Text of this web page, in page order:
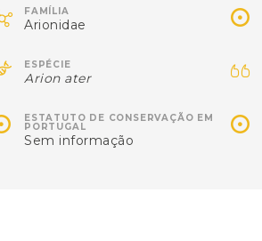
crista
Nicole
FAMÍLIA
Arionidae 
ESPÉCIE
Arion ater 
ESTATUTO DE CONSERVAÇÃO EM
PORTUGAL
Sem informação
